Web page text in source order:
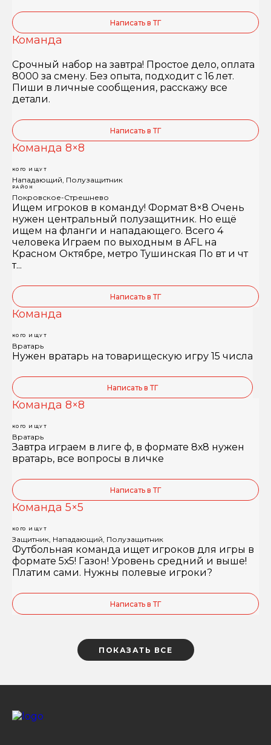
Написать в ТГ
Команда
Срочный набор на завтра! Простое дело, оплата
8000 за смену. Без опыта, подходит с 16 лет.
Пиши в личные сообщения, расскажу все
детали.
Написать в ТГ
Команда 8×8
КОГО ИЩУТ
Нападающий, Полузащитник
РАЙОН
Покровское-Стрешнево
Ищем игроков в команду! Формат 8×8 Очень
нужен центральный полузащитник. Но ещё
ищем на фланги и нападающего. Всего 4
человека Играем по выходным в AFL на
Красном Октябре, метро Тушинская По вт и чт
т...
Написать в ТГ
Команда
КОГО ИЩУТ
Вратарь
Нужен вратарь на товарищескую игру 15 числа
Написать в ТГ
Команда 8×8
КОГО ИЩУТ
Вратарь
Завтра играем в лиге ф, в формате 8х8 нужен
вратарь, все вопросы в личке
Написать в ТГ
Команда 5×5
КОГО ИЩУТ
Защитник, Нападающий, Полузащитник
Футбольная команда ищет игроков для игры в
формате 5х5! Газон! Уровень средний и выше!
Платим сами. Нужны полевые игроки?
Написать в ТГ
ПОКАЗАТЬ ВСЕ